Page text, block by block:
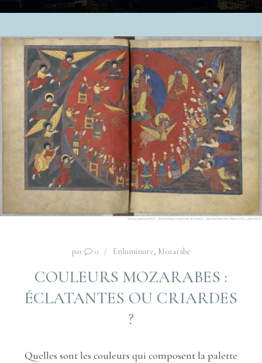
par 0 Enluminure, Mozarabe
COULEURS MOZARABES :
ÉCLATANTES OU CRIARDES
?
Quelles sont les couleurs qui composent la palette